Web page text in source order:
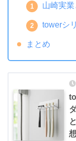
山崎実業
towerシ
まとめ